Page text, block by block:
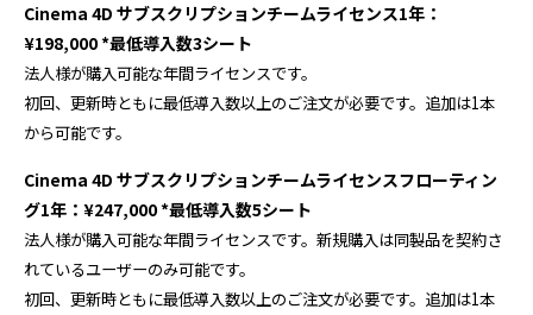
x
Cinema 4D サブスクリプションチームライセンス1年：
¥198,000 *最低導入数3シート
法人様が購入可能な年間ライセンスです。
初回、更新時ともに最低導入数以上のご注文が必要です。追加は1本
から可能です。
Cinema 4D サブスクリプションチームライセンスフローティン
グ1年：¥247,000 *最低導入数5シート
法人様が購入可能な年間ライセンスです。新規購入は同製品を契約さ
れているユーザーのみ可能です。
初回、更新時ともに最低導入数以上のご注文が必要です。追加は1本